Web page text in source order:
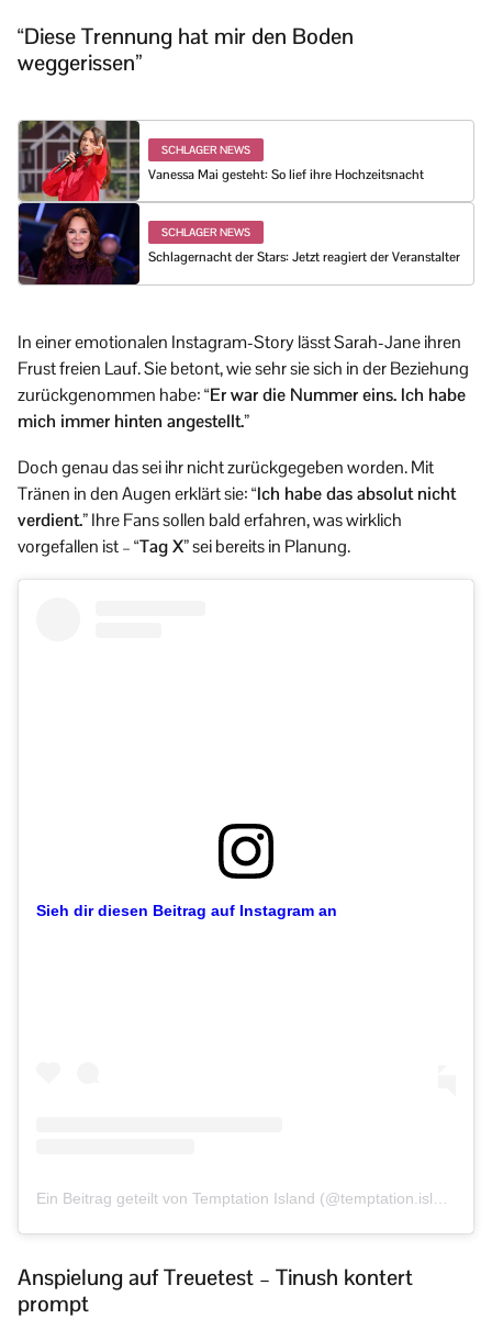
“Diese Trennung hat mir den Boden
weggerissen”
SCHLAGER NEWS
Vanessa Mai gesteht: So lief ihre Hochzeitsnacht
SCHLAGER NEWS
Schlagernacht der Stars: Jetzt reagiert der Veranstalter
In einer emotionalen Instagram-Story lässt Sarah-Jane ihren
Frust freien Lauf. Sie betont, wie sehr sie sich in der Beziehung
zurückgenommen habe:“Er war die Nummer eins. Ich habe
mich immer hinten angestellt.”
Doch genau das sei ihr nicht zurückgegeben worden. Mit
Tränen in den Augen erklärt sie:“Ich habe das absolut nicht
verdient.”Ihre Fans sollen bald erfahren, was wirklich
vorgefallen ist –“Tag X”sei bereits in Planung.
Sieh dir diesen Beitrag auf Instagram an
Ein Beitrag geteilt von Temptation Island (@temptation.island)
Anspielung auf Treuetest – Tinush kontert
prompt